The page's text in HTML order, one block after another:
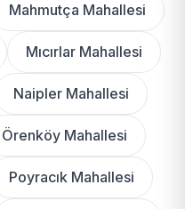
Mahmutça Mahallesi
Mıcırlar Mahallesi
Naipler Mahallesi
Örenköy Mahallesi
Poyracık Mahallesi